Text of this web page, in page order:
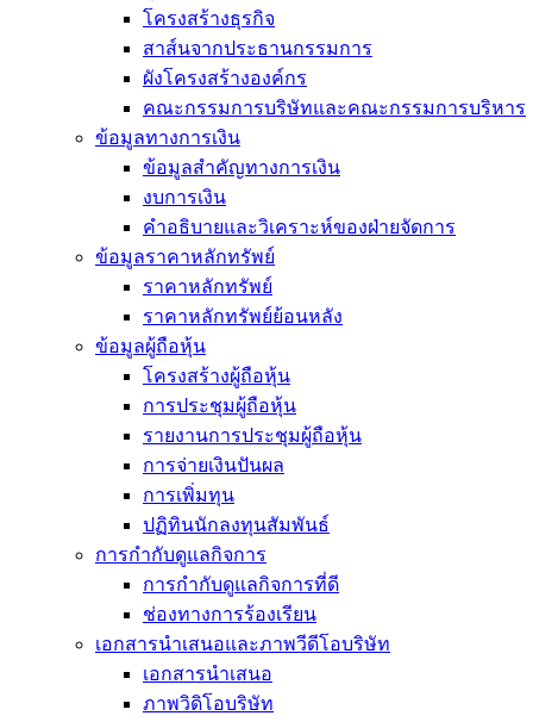
โครงสร้างธุรกิจ
สาส์นจากประธานกรรมการ
ผังโครงสร้างองค์กร
คณะกรรมการบริษัทและคณะกรรมการบริหาร
ข้อมูลทางการเงิน
ข้อมูลสำคัญทางการเงิน
งบการเงิน
คำอธิบายและวิเคราะห์ของฝ่ายจัดการ
ข้อมูลราคาหลักทรัพย์
ราคาหลักทรัพย์
ราคาหลักทรัพย์ย้อนหลัง
ข้อมูลผู้ถือหุ้น
โครงสร้างผู้ถือหุ้น
การประชุมผู้ถือหุ้น
รายงานการประชุมผู้ถือหุ้น
การจ่ายเงินปันผล
การเพิ่มทุน
ปฏิทินนักลงทุนสัมพันธ์
การกำกับดูแลกิจการ
การกำกับดูแลกิจการที่ดี
ช่องทางการร้องเรียน
เอกสารนำเสนอและภาพวีดีโอบริษัท
เอกสารนำเสนอ
ภาพวิดิโอบริษัท